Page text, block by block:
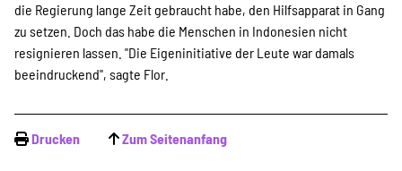
die Regierung lange Zeit gebraucht habe, den Hilfsapparat in Gang
zu setzen. Doch das habe die Menschen in Indonesien nicht
resignieren lassen. "Die Eigeninitiative der Leute war damals
beeindruckend", sagte Flor.
Drucken Zum Seitenanfang